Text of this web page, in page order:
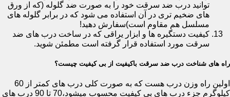
توانید درب ضد سرقت خود را به صورت ضد گلوله (که از ورق
های ضخیم تری در آن استفاده می شود که در برابر گلوله های
مسلسل هم مقاوم است)سفارش دهید!
کیفیت دستگیره ها و ابزار یراقی که در ساخت درب های ضد
سرقت مورد استفاده قرار گرفته است مطمئن شوید.
راه های شناخت درب ضد سرقت باکیفیت از بی کیفیت چیست؟
اولین راه وزن درب هست که به صورت کلی درب های کمتر از 60
کیلوگرم جزء درب های بی کیفیت محسوب میشود،70 تا 90 درب های